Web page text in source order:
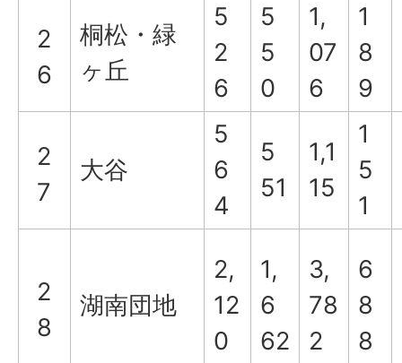
2
6
桐松・緑
ヶ丘
5
2
6
5
5
0
1,
07
6
1
8
9
2
7
大谷
5
6
4
5
51
1,1
15
1
5
1
2
8
湖南団地
2,
12
0
1,
6
62
3,
78
2
6
8
8